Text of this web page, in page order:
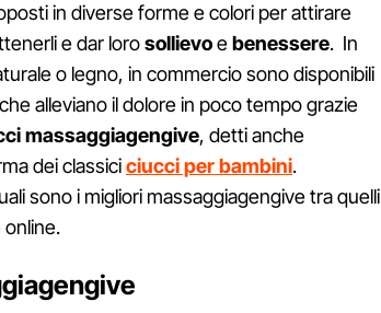
in diverse forme e colori per attirare
e dar lorosollievoebenessere. In
o legno, in commercio sono disponibili
alleviano il dolore in poco tempo grazie
massaggiagengive, detti anche
dei classiciciucci per bambini.
sono i migliori massaggiagengive tra quelli
online.